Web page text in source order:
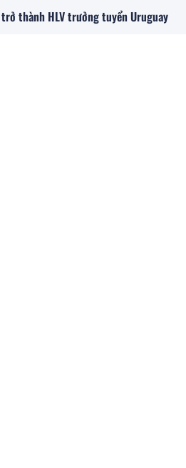
thành HLV trưởng tuyển Uruguay